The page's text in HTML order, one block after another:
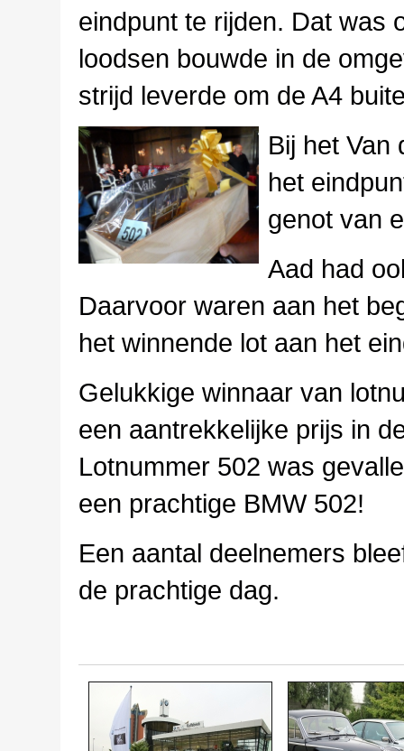
eindpunt te rijden. Dat was
loodsen bouwde in de
strijd leverde om de A4
Bij het Van
het
genot van
Aad had
Daarvoor waren aan het
het winnende lot aan het
Gelukkige winnaar van
een aantrekkelijke prijs in
Lotnummer 502 was
een prachtige BMW 502!
Een aantal deelnemers
de prachtige dag.